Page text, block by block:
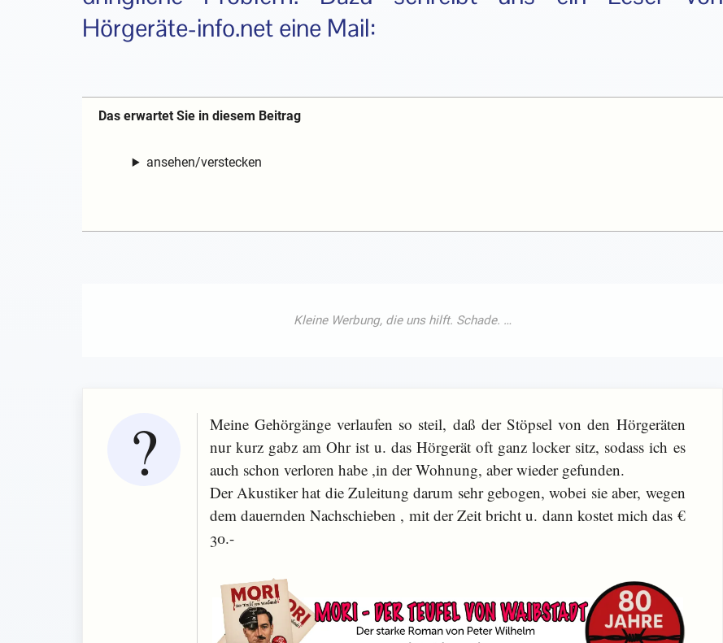
Hörgeräte-info.net eine Mail:
Das erwartet Sie in diesem Beitrag
ansehen/verstecken
Meine Gehörgänge verlaufen so steil, daß der Stöpsel von den Hörgeräten
nur kurz gabz am Ohr ist u. das Hörgerät oft ganz locker sitz, sodass ich es
auch schon verloren habe ,in der Wohnung, aber wieder gefunden.
Der Akustiker hat die Zuleitung darum sehr gebogen, wobei sie aber, wegen
dem dauernden Nachschieben , mit der Zeit bricht u. dann kostet mich das €
30.-